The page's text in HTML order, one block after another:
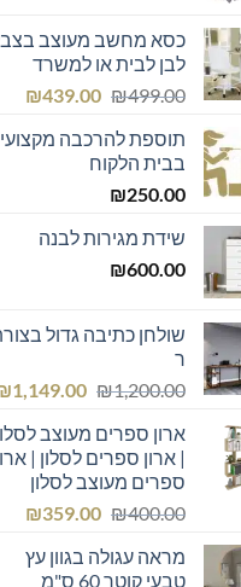
₪75.00.
כסא מחשב מעוצב
לבן לבית או למשרד
₪499.00
המחיר
היה:
₪499.00.
₪439.00
תוספת להרכבה
בבית הלקוח
₪250.00
שידת מגירות לבנה
₪600.00
שולחן כתיבה גדול
ר
₪1,200.00
המחיר
היה:
₪1,200.00.
1,149.00
ארון ספרים מעוצב
| ארון ספרים לסלון |
ספרים מעוצב לסלון
₪400.00
המחיר
היה:
₪359.00
הוא:מראה עגולה בגוון עץ
טבעי קוטר 60 ס"מ